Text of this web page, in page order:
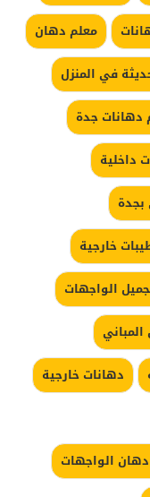
معلم دهان
في المنزل
دهانات جدة
داخلية
خارجية
الواجهات
دهانات خارجية
الواجهات